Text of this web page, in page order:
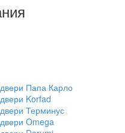
Папа Карло
Korfad
Терминус
Omega